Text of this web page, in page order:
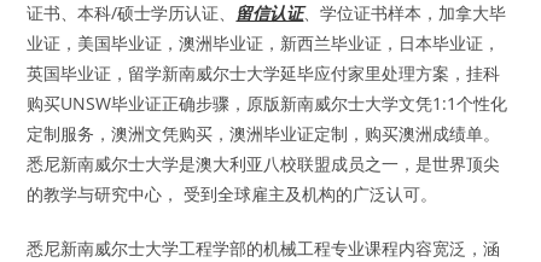
证书、本科/硕士学历认证、 留信认证、学位证书样本，加拿大毕
业证，美国毕业证，澳洲毕业证，新西兰毕业证，日本毕业证，
英国毕业证，留学新南威尔士大学延毕应付家里处理方案，挂科
购买UNSW毕业证正确步骤，原版新南威尔士大学文凭1:1个性化
定制服务，澳洲文凭购买，澳洲毕业证定制，购买澳洲成绩单。
悉尼新南威尔士大学是澳大利亚八校联盟成员之一，是世界顶尖
的教学与研究中心， 受到全球雇主及机构的广泛认可。
悉尼新南威尔士大学工程学部的机械工程专业课程内容宽泛，涵